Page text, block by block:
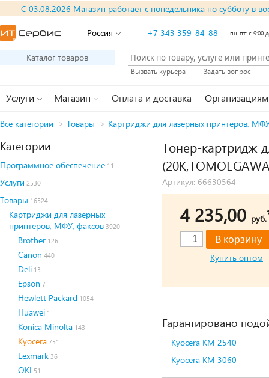
С 03.08.2026 Магазин работает с понедельника по субботу в
Россия +7 343 359-84-88 пн-пт: с 9:00
Каталог товаров
Вызвать курьера Задать вопрос
Услуги Магазин Оплата и доставка Организациям
Все категории > Товары > Картриджи для лазерных принтеров,
Категории
Программное обеспечение 11
Услуги 2530
Товары 16524
Картриджи для лазерных
принтеров, МФУ, факсов 3920
Brother 126
Canon 440
Deli 13
Epson 7
Hewlett Packard 1054
Huawei 1
Konica Minolta 143
Kyocera 751
Lexmark 36
OKI 51
Тонер-картридж
Артикул: 66630564
4 235,00 руб.
Купить оптом
Гарантировано
Kyocera KM 2540
Kyocera KM 3060